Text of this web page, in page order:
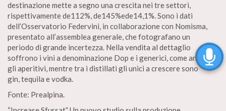
destinazione mette a segno una crescita nei tre settori,
rispettivamente de112%, de145%ede14,1%. Sono i dati
dell’Osservatorio Federvini, in collaborazione con Nomisma,
presentato all’assemblea generale, che fotografano un
periodo di grande incertezza. Nella vendita al dettaglio
soffrono i vini a denominazione Dop e i generici, come anche
gli aperitivi, mentre tra i distillati gli unici a crescere sono
gin, tequila e vodka.
Fonte: Prealpina.